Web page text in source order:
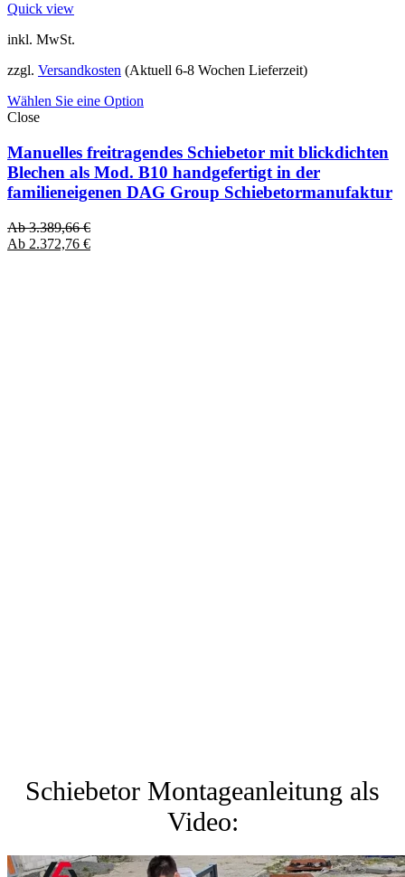
Quick view
inkl. MwSt.
zzgl. Versandkosten (Aktuell 6-8 Wochen Lieferzeit)
Wählen Sie eine Option
Close
Manuelles freitragendes Schiebetor mit blickdichten
Blechen als Mod. B10 handgefertigt in der
familieneigenen DAG Group Schiebetormanufaktur
Ab3.389,66€
Ab 2.372,76 €
Schiebetor Montageanleitung als
Video: